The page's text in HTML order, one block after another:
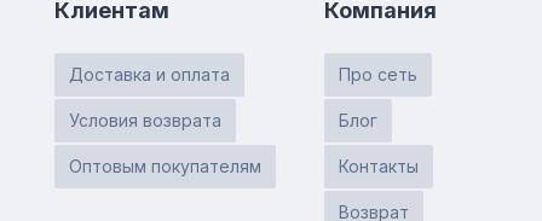
Клиентам
Доставка и оплата
Условия возврата
Оптовым покупателям
Компания
Про сеть
Блог
Контакты
Возврат